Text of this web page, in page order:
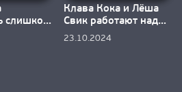
слишком
Клава Кока и Лёша
Свик работают над
песней о
23.10.2024